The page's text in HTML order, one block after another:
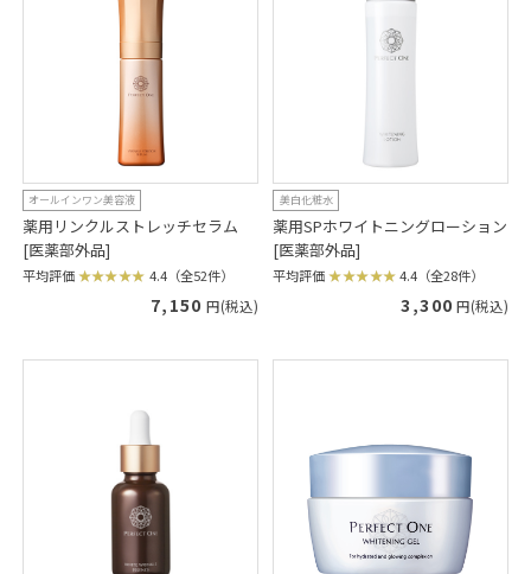
オールインワン美容液
薬用リンクルストレッチセラム
[医薬部外品]
平均評価 4.4（全52件）
7,150 円(税込)
美白化粧水
薬用SPホワイトニングローション
[医薬部外品]
平均評価 4.4（全28件）
3,300 円(税込)